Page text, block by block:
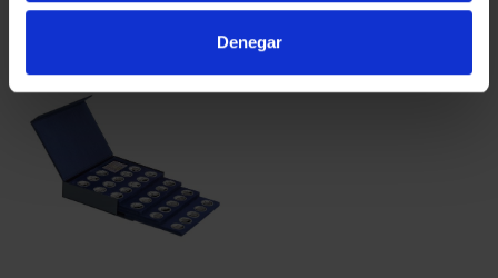
Denegar
registrados
registrados